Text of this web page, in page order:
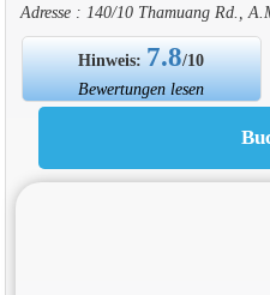
Adresse : 140/10 Thamuang Rd.,
Hinweis: 7.8/10
Bewertungen lesen